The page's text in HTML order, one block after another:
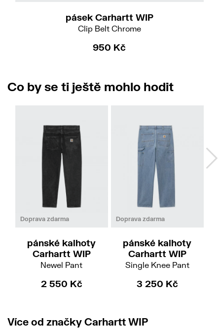
pásek Carhartt WIP
Clip Belt Chrome
950 Kč
Co by se ti ještě mohlo hodit
Doprava zdarma
3132 3334
38
pánské kalhoty
Carhartt WIP
Newel Pant
2 550 Kč
Doprava zdarma
29/32
pánské kalhoty
Carhartt WIP
Single Knee Pant
3 250 Kč
Více od značky Carhartt WIP